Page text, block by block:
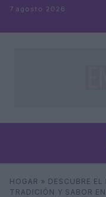
Saltar al contenido
7 agosto 2026
Buscar
HOGAR » DESCUBRE
TRADICIÓN Y SABOR